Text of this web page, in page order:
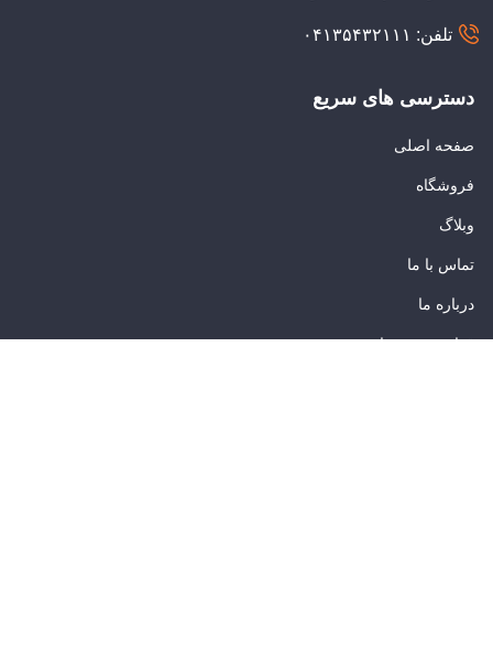
تلفن: ۰۴۱۳۵۴۳۲۱۱۱
دسترسی های سریع
صفحه اصلی
فروشگاه
وبلاگ
تماس با ما
درباره ما
قوانین و مقررات